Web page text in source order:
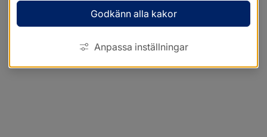
Godkänn alla kakor
Anpassa inställningar